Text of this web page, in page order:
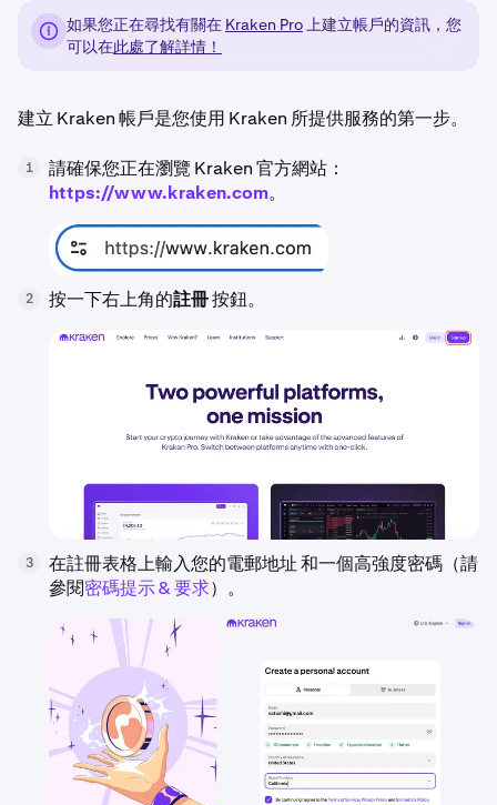
如果您正在尋找有關在 Kraken Pro上建立帳戶的資訊，您
可以在此處了解詳情！
建立 Kraken 帳戶是您使用 Kraken 所提供服務的第一步。
1
請確保您正在瀏覽 Kraken 官方網站：
https://www.kraken.com。
2 按一下右上角的註冊按鈕。
3
在註冊表格上輸入您的電郵地址 和一個高強度密碼（請
參閱密碼提示 & 要求）。